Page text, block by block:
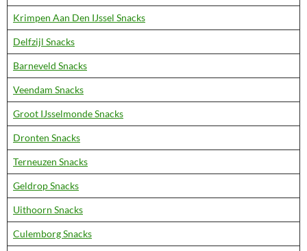
Krimpen Aan Den IJssel Snacks
Delfzijl Snacks
Barneveld Snacks
Veendam Snacks
Groot IJsselmonde Snacks
Dronten Snacks
Terneuzen Snacks
Geldrop Snacks
Uithoorn Snacks
Culemborg Snacks